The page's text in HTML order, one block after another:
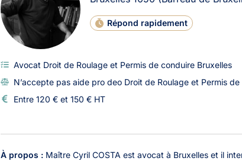
Répond rapidement
Avocat Droit de Roulage et Permis de conduire Bruxelles
N’accepte pas aide pro deo Droit de Roulage et Permis
Entre 120 € et 150 € HT
À propos : Maître Cyril COSTA est avocat à Bruxelles et il